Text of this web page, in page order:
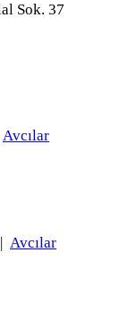
Sok. 37
Avcılar
Avcılar